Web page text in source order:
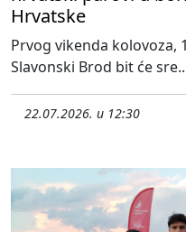
Hrvatske
Prvog vikenda kolovoza,
Slavonski Brod bit će
22.07.2026. u 12:30